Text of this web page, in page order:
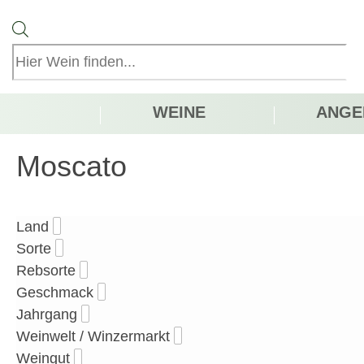
search
WEINE
Moscato
Land
Sorte
Rebsorte
Geschmack
Jahrgang
Weinwelt / Winzermarkt
Weingut